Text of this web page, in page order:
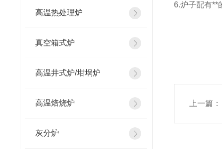
高温热处理炉
真空箱式炉
高温井式炉/坩埚炉
高温焙烧炉
灰分炉
6.炉子配有**
上一篇：